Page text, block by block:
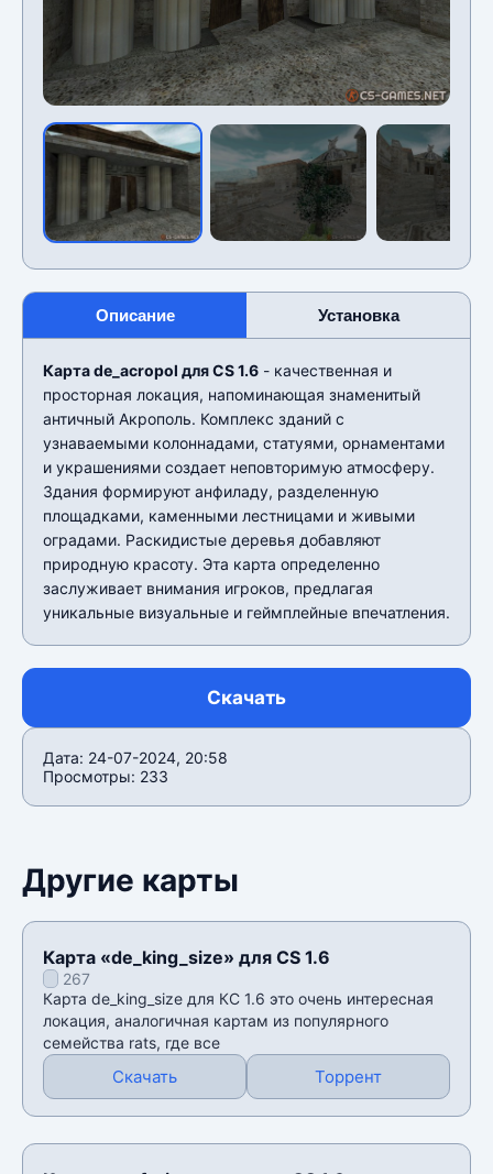
Описание Установка
Карта de_acropol для CS 1.6 - качественная и
просторная локация, напоминающая знаменитый
античный Акрополь. Комплекс зданий с
узнаваемыми колоннадами, статуями, орнаментами
и украшениями создает неповторимую атмосферу.
Здания формируют анфиладу, разделенную
площадками, каменными лестницами и живыми
оградами. Раскидистые деревья добавляют
природную красоту. Эта карта определенно
заслуживает внимания игроков, предлагая
уникальные визуальные и геймплейные впечатления.
Скачать
Дата: 24-07-2024, 20:58
Просмотры: 233
Другие карты
Карта «de_king_size» для CS 1.6
267
Карта de_king_size для КС 1.6 это очень интересная
локация, аналогичная картам из популярного
семейства rats, где все
Скачать Торрент